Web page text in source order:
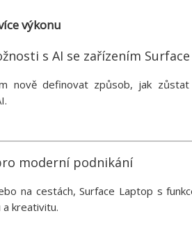
výkonu
s AI se zařízením Surface
nově definovat způsob, jak
moderní podnikání
na cestách, Surface Laptop s
kreativitu.